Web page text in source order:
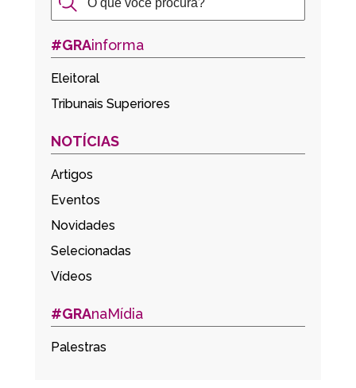
#GRAinforma
Eleitoral
Tribunais Superiores
NOTÍCIAS
Artigos
Eventos
Novidades
Selecionadas
Vídeos
#GRAnaMídia
Palestras